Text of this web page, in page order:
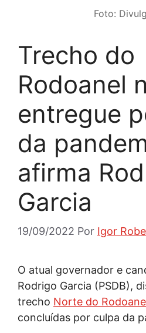
Foto:
Trecho do
Rodoanel
entregue
da
afirma
Garcia
19/09/2022 Por Igor
O atual governador e
Rodrigo Garcia (PSDB),
trecho Norte do
concluídas por culpa da